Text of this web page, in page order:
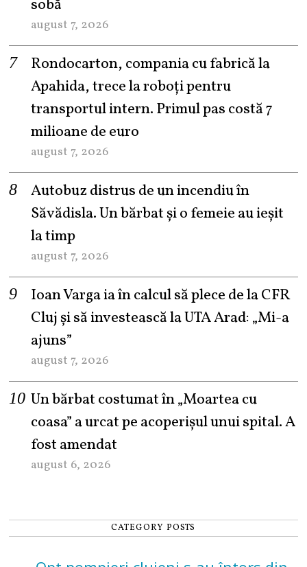
sobă
august 7, 2026
Rondocarton, compania cu fabrică la
Apahida, trece la roboți pentru
transportul intern. Primul pas costă 7
milioane de euro
august 7, 2026
Autobuz distrus de un incendiu în
Săvădisla. Un bărbat și o femeie au ieșit
la timp
august 7, 2026
Ioan Varga ia în calcul să plece de la CFR
Cluj și să investească la UTA Arad: „Mi-a
ajuns”
august 7, 2026
Un bărbat costumat în „Moartea cu
coasa” a urcat pe acoperișul unui spital. A
fost amendat
august 6, 2026
CATEGORY POSTS